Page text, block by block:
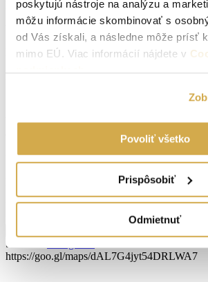
poskytujú nástroje na analýzu a
môžu informácie skombinovať s
od Vás získali, a následne môže prísť
mimo EÚ. Viac informácií nájdete v
podmienkach.
Povoliť všetko
Prispôsobiť
Odmietnuť
Príjazdová cesta:asfaltová
Plyn:na pozemku
Kanalizácia:na pozemku
Vlastníctvo:osobné
El. napätie 400V:Áno
Štefanov
https://goo.gl/maps/dAL7G4jyt54DRLWA7